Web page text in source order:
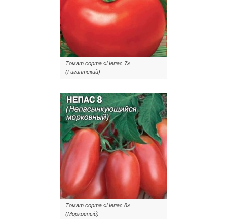
Томат сорта «Непас 7»
(Гигантский)
Томат сорта «Непас 8»
(Морковный)